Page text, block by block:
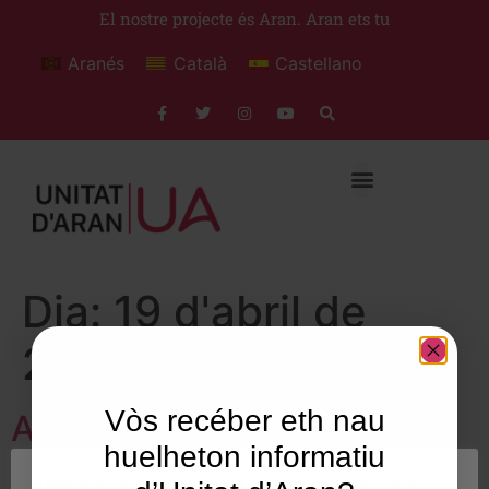
El nostre projecte és Aran. Aran ets tu
Aranés Català Castellano
Dia:19 d'abril de
2007
Aran, nous temps y nous
reptes
Vòs recéber eth nau
huelheton informatiu